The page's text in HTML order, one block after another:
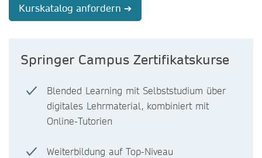
Kurskatalog anfordern ➔
Springer Campus Zertifikatskurse
Blended Learning mit Selbststudium über
digitales Lehrmaterial, kombiniert mit
Online-Tutorien
Weiterbildung auf Top-Niveau